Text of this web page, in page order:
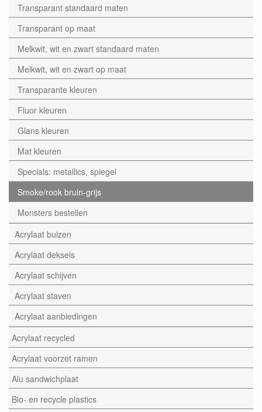
Transparant standaard maten
Transparant op maat
Melkwit, wit en zwart standaard maten
Melkwit, wit en zwart op maat
Transparante kleuren
Fluor kleuren
Glans kleuren
Mat kleuren
Specials: metallics, spiegel
Smoke/rook bruin-grijs
Monsters bestellen
Acrylaat buizen
Acrylaat deksels
Acrylaat schijven
Acrylaat staven
Acrylaat aanbiedingen
Acrylaat recycled
Acrylaat voorzet ramen
Alu sandwichplaat
Bio- en recycle plastics